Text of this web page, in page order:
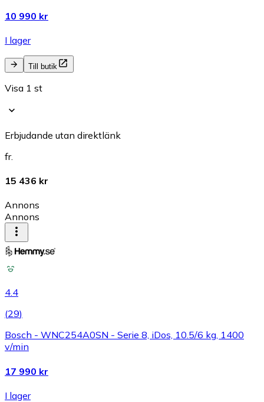
10 990 kr
I lager
Till butik
Visa 1 st
Erbjudande utan direktlänk
fr.
15 436 kr
Annons
Annons
4.4
(29)
Bosch - WNC254A0SN - Serie 8, iDos, 10.5/6 kg, 1400
v/min
17 990 kr
I lager